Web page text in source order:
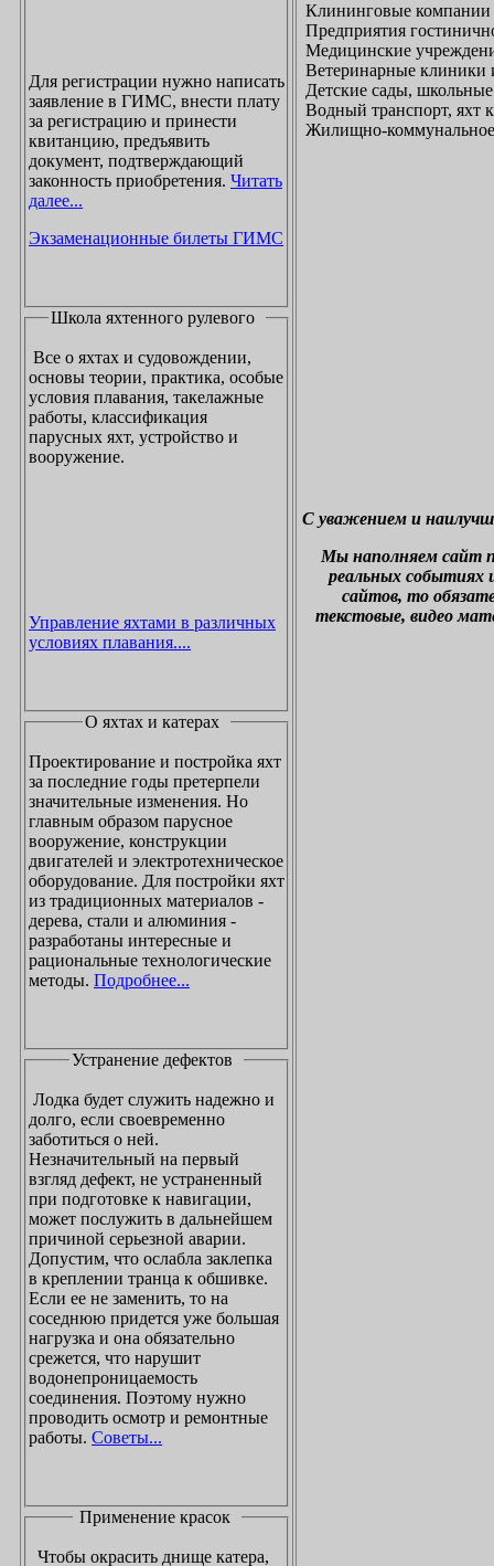
Для регистрации нужно написать
заявление в ГИМС, внести плату
за регистрацию и принести
квитанцию, предъявить
документ, подтверждающий
законность приобретения. Читать
далее...
Экзаменационные билеты ГИМС
Школа яхтенного рулевого
Все о яхтах и судовождении,
основы теории, практика, особые
условия плавания, такелажные
работы, классификация
парусных яхт, устройство и
вооружение.
Управление яхтами в различных
условиях плавания....
О яхтах и катерах
Проектирование и постройка яхт
за последние годы претерпели
значительные изменения. Но
главным образом парусное
вооружение, конструкции
двигателей и электротехническое
оборудование. Для постройки яхт
из традиционных материалов -
дерева, стали и алюминия -
разработаны интересные и
рациональные технологические
методы. Подробнее...
Устранение дефектов
Лодка будет служить надежно и
долго, если своевременно
заботиться о ней.
Незначительный на первый
взгляд дефект, не устраненный
при подготовке к навигации,
может послужить в дальнейшем
причиной серьезной аварии.
Допустим, что ослабла заклепка
в креплении транца к обшивке.
Если ее не заменить, то на
соседнюю придется уже большая
нагрузка и она обязательно
срежется, что нарушит
водонепроницаемость
соединения. Поэтому нужно
проводить осмотр и ремонтные
работы. Советы...
Применение красок
Клининговые компании
Предприятия
Медицинские
Ветеринарные клиники
Детские сады,
Водный транспорт,
Жилищно-коммунальное
С уважением и
Мы наполняем сайт
реальных событиях
сайтов, то
текстовые, видео